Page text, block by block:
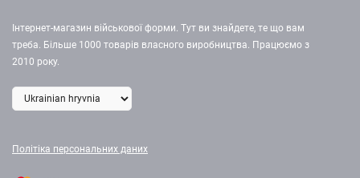
Інтернет-магазин військової форми. Тут ви знайдете, те що вам
треба. Більше 1000 товарів власного виробництва. Працюємо з
2010 року.
Політіка персональних даних